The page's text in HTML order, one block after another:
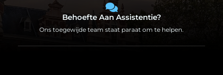
Behoefte Aan Assistentie?
Ons toegewijde team staat paraat om te helpen.